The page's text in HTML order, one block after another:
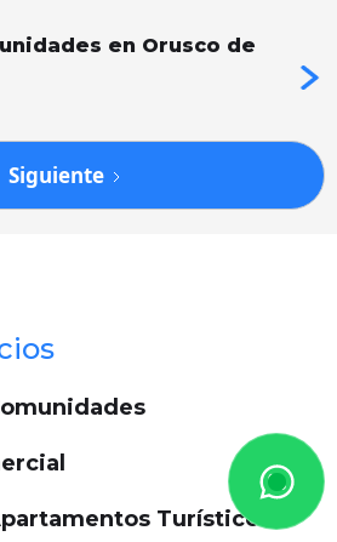
en Orusco de
Siguiente
Turísticos